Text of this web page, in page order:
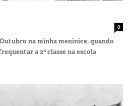
0
na minha meninice, quando
a 2ª classe na escola